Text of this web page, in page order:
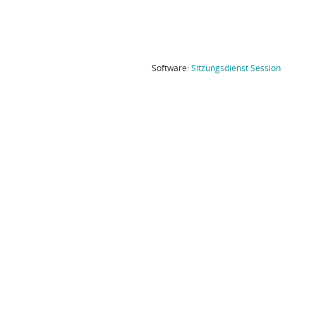
Software:SitzungsdienstSession(Wird in